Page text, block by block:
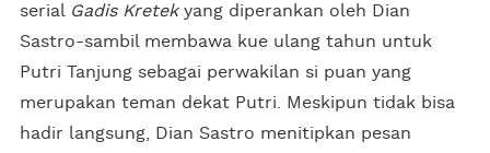
serial Gadis Kretekyang diperankan oleh Dian
Sastro-sambil membawa kue ulang tahun untuk
Putri Tanjung sebagai perwakilan si puan yang
merupakan teman dekat Putri. Meskipun tidak bisa
hadir langsung, Dian Sastro menitipkan pesan